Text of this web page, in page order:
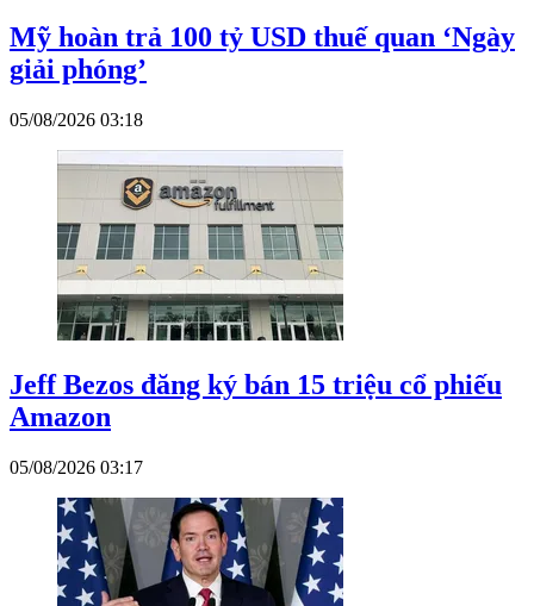
Mỹ hoàn trả 100 tỷ USD thuế quan ‘Ngày
giải phóng’
05/08/2026 03:18
Jeff Bezos đăng ký bán 15 triệu cổ phiếu
Amazon
05/08/2026 03:17